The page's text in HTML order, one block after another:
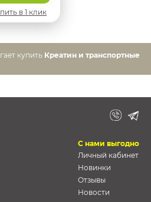
в 1 клик
купить Креатин и транспортные
С нами выгодно
Личный кабинет
Новинки
Отзывы
Новости